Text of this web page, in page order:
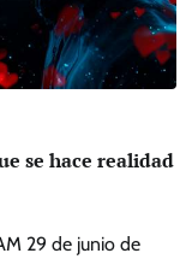
se hace realidad
29 de junio de